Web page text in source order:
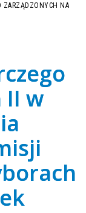
ZARZĄDZONYCH NA
II w